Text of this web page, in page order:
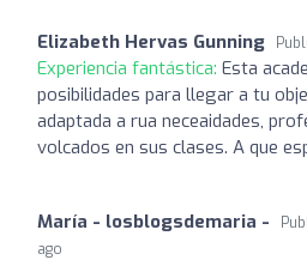
Elizabeth Hervas Gunning
Experiencia fantástica: Esta
posibilidades para llegar a tu
adaptada a rua neceaidades,
volcados en sus clases. A que
María - losblogsdemaria -
ago